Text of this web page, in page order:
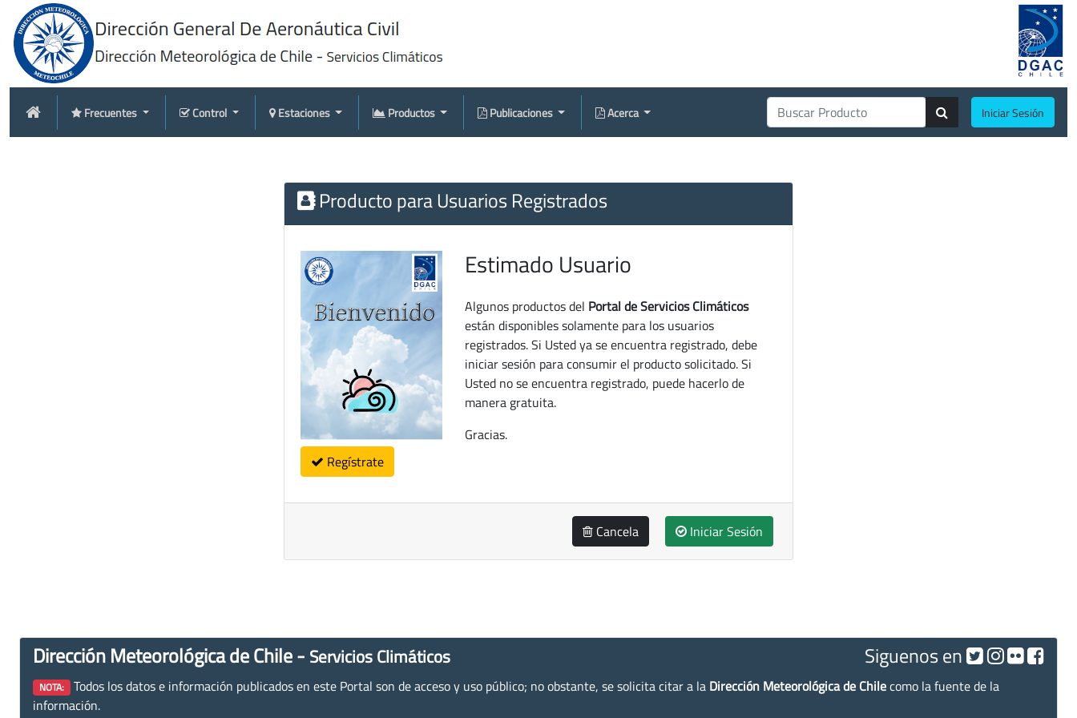
Frecuentes Control Estaciones Productos Publicaciones Acerca Iniciar Sesión
Producto para Usuarios Registrados
Regístrate
Estimado Usuario
Algunos productos del Portal de Servicios Climáticos
están disponibles solamente para los usuarios
registrados. Si Usted ya se encuentra registrado, debe
iniciar sesión para consumir el producto solicitado. Si
Usted no se encuentra registrado, puede hacerlo de
manera gratuita.
Gracias.
Cancela Iniciar Sesión
Dirección Meteorológica de Chile - Servicios Climáticos Siguenos en
NOTA: Todos los datos e información publicados en este Portal son de acceso y uso público; no obstante, se solicita citar a la Dirección Meteorológica de Chilecomo la fuente de la
información.